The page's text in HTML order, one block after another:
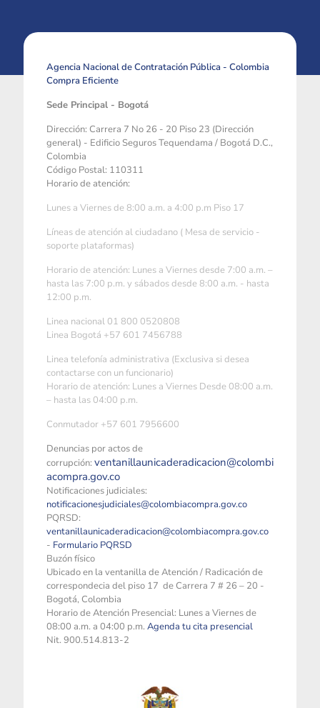
Agencia Nacional de Contratación Pública - Colombia
Compra Eficiente
Sede Principal - Bogotá
Dirección: Carrera 7 No 26 - 20 Piso 23 (Dirección
general) - Edificio Seguros Tequendama / Bogotá D.C.,
Colombia
Código Postal: 110311
Horario de atención:
Lunes a Viernes de 8:00 a.m. a 4:00 p.m Piso 17
Líneas de atención al ciudadano ( Mesa de servicio -
soporte plataformas)
Horario de atención: Lunes a Viernes desde 7:00 a.m. –
hasta las 7:00 p.m. y sábados desde 8:00 a.m. - hasta
12:00 p.m.
Linea nacional 01 800 0520808
Linea Bogotá +57 601 7456788
Linea telefonía administrativa (Exclusiva si desea
contactarse con un funcionario)
Horario de atención: Lunes a Viernes Desde 08:00 a.m.
– hasta las 04:00 p.m.
Conmutador +57 601 7956600
Denuncias por actos de
corrupción: ventanillaunicaderadicacion@colombi
acompra.gov.co
Notificaciones judiciales:
notificacionesjudiciales@colombiacompra.gov.co
PQRSD:
ventanillaunicaderadicacion@colombiacompra.gov.co
- Formulario PQRSD
Buzón físico
Ubicado en la ventanilla de Atención / Radicación de
correspondecia del piso 17 de Carrera 7 # 26 – 20 -
Bogotá, Colombia
Horario de Atención Presencial: Lunes a Viernes de
08:00 a.m. a 04:00 p.m. Agenda tu cita presencial
Nit. 900.514.813-2